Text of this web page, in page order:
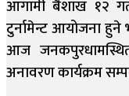
आगामी बैशाख १२
टुर्नामेन्ट आयोजना हुने
आज जनकपुरधामस्थित
अनावरण कार्यक्रम